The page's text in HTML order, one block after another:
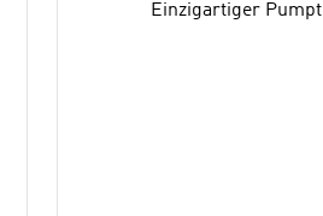
Einzigartiger